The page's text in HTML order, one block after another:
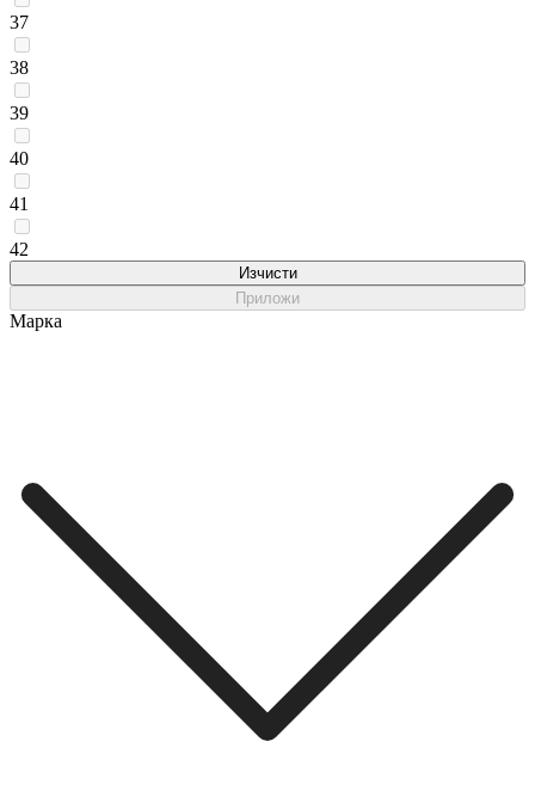
37
38
39
40
41
42
Изчисти
Приложи
Марка